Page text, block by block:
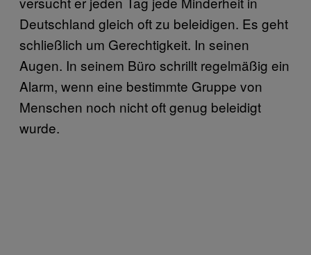
Deutschland gleich oft zu beleidigen. Es geht
schließlich um Gerechtigkeit. In seinen
Augen. In seinem Büro schrillt regelmäßig ein
Alarm, wenn eine bestimmte Gruppe von
Menschen noch nicht oft genug beleidigt
wurde.